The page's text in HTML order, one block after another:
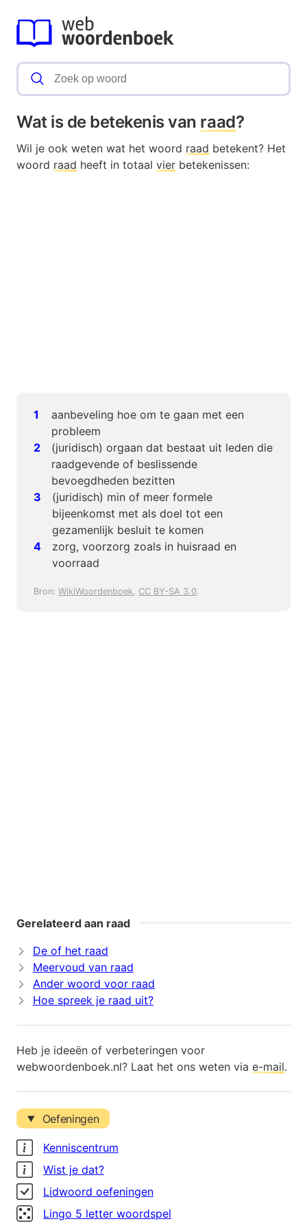
Wat is de betekenis van raad?
Wil je ook weten wat het woord raad betekent? Het
woord raad heeft in totaal vier betekenissen:
aanbeveling hoe om te gaan met een
probleem
(juridisch) orgaan dat bestaat uit leden die
raadgevende of beslissende
bevoegdheden bezitten
(juridisch) min of meer formele
bijeenkomst met als doel tot een
gezamenlijk besluit te komen
zorg, voorzorg zoals in huisraad en
voorraad
Bron: WikiWoordenboek, CC BY-SA 3.0.
Gerelateerd aan raad
De of het raad
Meervoud van raad
Ander woord voor raad
Hoe spreek je raad uit?
Heb je ideeën of verbeteringen voor
webwoordenboek.nl? Laat het ons weten via e-mail.
Oefeningen
Kenniscentrum
Wist je dat?
Lidwoord oefeningen
Lingo 5 letter woordspel